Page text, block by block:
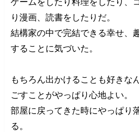
り漫画、読書をしたりだ。
結構家の中で完結できる幸せ、
することに気づいた。
もちろん出かけることも好きな
ごすことがやっぱり心地よい。
部屋に戻ってきた時にやっぱり
る。